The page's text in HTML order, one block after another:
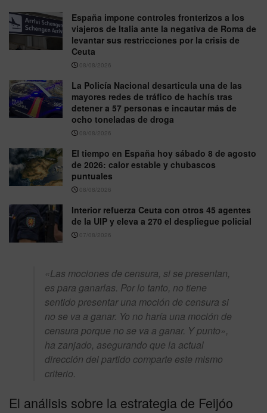
España impone controles fronterizos a los
viajeros de Italia ante la negativa de Roma de
levantar sus restricciones por la crisis de
Ceuta
08/08/2026
La Policía Nacional desarticula una de las
mayores redes de tráfico de hachís tras
detener a 57 personas e incautar más de
ocho toneladas de droga
08/08/2026
El tiempo en España hoy sábado 8 de agosto
de 2026: calor estable y chubascos
puntuales
08/08/2026
Interior refuerza Ceuta con otros 45 agentes
de la UIP y eleva a 270 el despliegue policial
07/08/2026
«Las mociones de censura, si se presentan,
es para ganarlas. Por lo tanto, no tiene
sentido presentar una moción de censura si
no se va a ganar. Yo no haría una moción de
censura porque no se va a ganar. Y punto»,
ha zanjado, asegurando que la actual
dirección del partido comparte este mismo
criterio.
El análisis sobre la estrategia de Feijóo